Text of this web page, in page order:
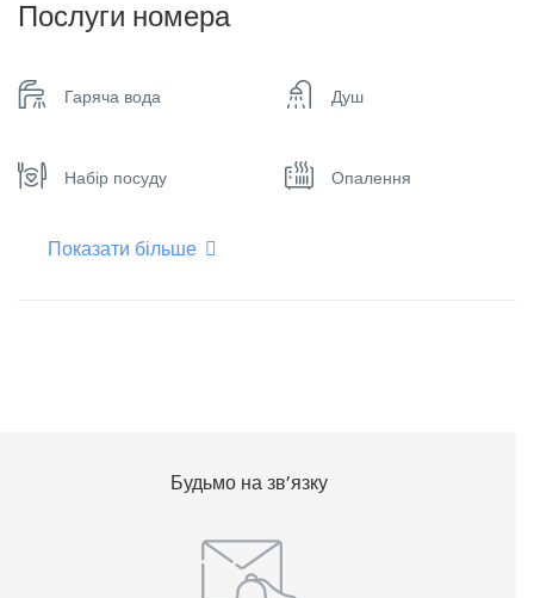
Послуги номера
Гаряча вода Душ
Набір посуду Опалення
Плоский телевізор
Показати більше
Будьмо на зв’язку